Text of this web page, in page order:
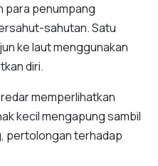
para penumpang
sahutan. Satu
ke laut menggunakan
diri.
memperlihatkan
kecil mengapung sambil
pertolongan terhadap